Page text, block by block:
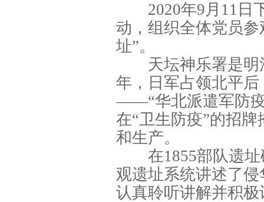
2020年9月 11 日
动，组织全体党员
址”。
天坛神乐署是明
年，日军占领北平
——“华北派遣军防
在“卫生防疫”的招
和生产。
在1855部队遗
观遗址系统讲述了
认真聆听讲解并积极